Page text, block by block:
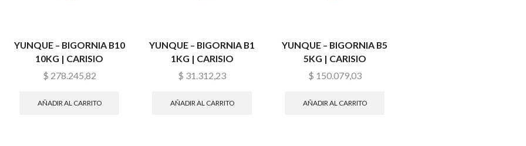
YUNQUE – BIGORNIA B10
10KG | CARISIO
$ 278.245,82
AÑADIR AL CARRITO
YUNQUE – BIGORNIA B1
1KG | CARISIO
$ 31.312,23
AÑADIR AL CARRITO
YUNQUE – BIGORNIA B5
5KG | CARISIO
$ 150.079,03
AÑADIR AL CARRITO